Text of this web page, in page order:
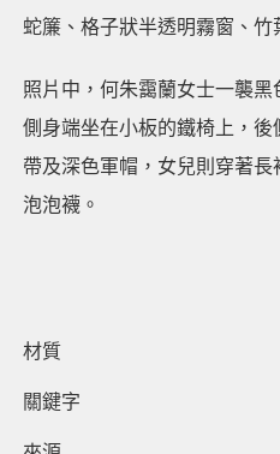
蛇簾、格子狀半透明霧窗、
照片中，何朱靄蘭女士一襲
側身端坐在小板的鐵椅上，
帶及深色軍帽，女兒則穿著
泡泡襪。
材質
關鍵字